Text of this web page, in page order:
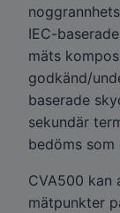
IEC-
mäts
godkänd/
baserade
sekundär
bedöms som
CVA500 kan
mätpunkter